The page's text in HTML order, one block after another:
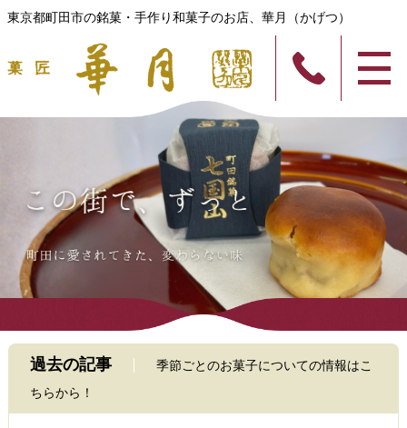
東京都町田市の銘菓・手作り和菓子のお店、華月（かげつ）
過去の記事
季節ごとのお菓子についての情報はこ
ちらから！